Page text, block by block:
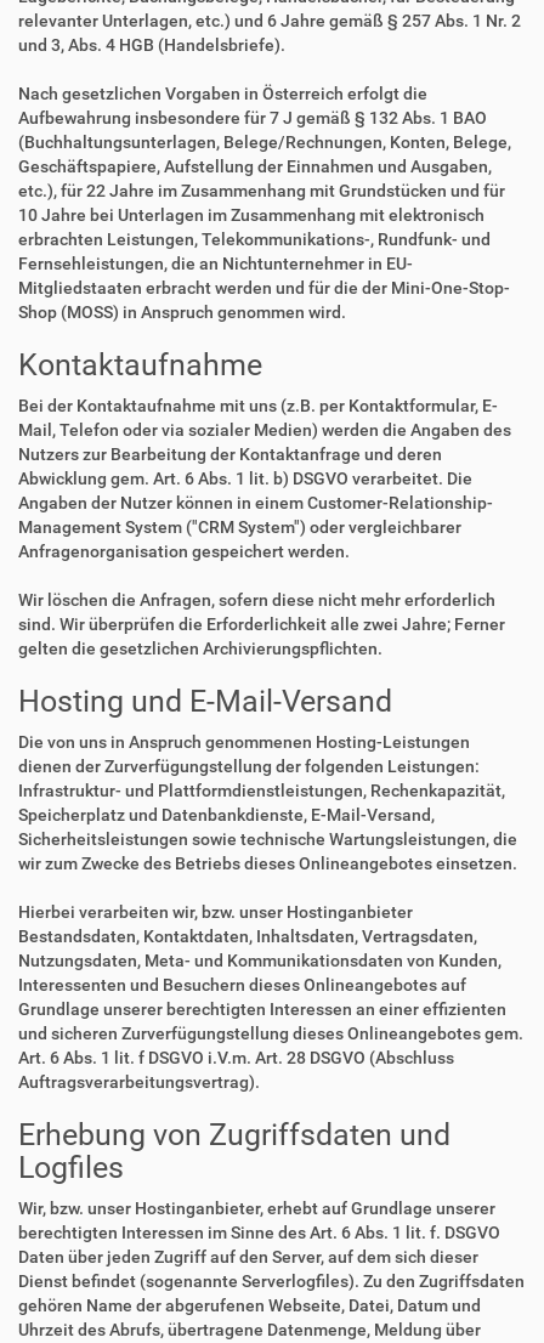
relevanter Unterlagen, etc.) und 6 Jahre gemäß § 257 Abs. 1 Nr. 2
und 3, Abs. 4 HGB (Handelsbriefe).
Nach gesetzlichen Vorgaben in Österreich erfolgt die
Aufbewahrung insbesondere für 7 J gemäß § 132 Abs. 1 BAO
(Buchhaltungsunterlagen, Belege/Rechnungen, Konten, Belege,
Geschäftspapiere, Aufstellung der Einnahmen und Ausgaben,
etc.), für 22 Jahre im Zusammenhang mit Grundstücken und für
10 Jahre bei Unterlagen im Zusammenhang mit elektronisch
erbrachten Leistungen, Telekommunikations-, Rundfunk- und
Fernsehleistungen, die an Nichtunternehmer in EU-
Mitgliedstaaten erbracht werden und für die der Mini-One-Stop-
Shop (MOSS) in Anspruch genommen wird.
Kontaktaufnahme
Bei der Kontaktaufnahme mit uns (z.B. per Kontaktformular, E-
Mail, Telefon oder via sozialer Medien) werden die Angaben des
Nutzers zur Bearbeitung der Kontaktanfrage und deren
Abwicklung gem. Art. 6 Abs. 1 lit. b) DSGVO verarbeitet. Die
Angaben der Nutzer können in einem Customer-Relationship-
Management System ("CRM System") oder vergleichbarer
Anfragenorganisation gespeichert werden.
Wir löschen die Anfragen, sofern diese nicht mehr erforderlich
sind. Wir überprüfen die Erforderlichkeit alle zwei Jahre; Ferner
gelten die gesetzlichen Archivierungspflichten.
Hosting und E-Mail-Versand
Die von uns in Anspruch genommenen Hosting-Leistungen
dienen der Zurverfügungstellung der folgenden Leistungen:
Infrastruktur- und Plattformdienstleistungen, Rechenkapazität,
Speicherplatz und Datenbankdienste, E-Mail-Versand,
Sicherheitsleistungen sowie technische Wartungsleistungen, die
wir zum Zwecke des Betriebs dieses Onlineangebotes einsetzen.
Hierbei verarbeiten wir, bzw. unser Hostinganbieter
Bestandsdaten, Kontaktdaten, Inhaltsdaten, Vertragsdaten,
Nutzungsdaten, Meta- und Kommunikationsdaten von Kunden,
Interessenten und Besuchern dieses Onlineangebotes auf
Grundlage unserer berechtigten Interessen an einer effizienten
und sicheren Zurverfügungstellung dieses Onlineangebotes gem.
Art. 6 Abs. 1 lit. f DSGVO i.V.m. Art. 28 DSGVO (Abschluss
Auftragsverarbeitungsvertrag).
Erhebung von Zugriffsdaten und
Logfiles
Wir, bzw. unser Hostinganbieter, erhebt auf Grundlage unserer
berechtigten Interessen im Sinne des Art. 6 Abs. 1 lit. f. DSGVO
Daten über jeden Zugriff auf den Server, auf dem sich dieser
Dienst befindet (sogenannte Serverlogfiles). Zu den Zugriffsdaten
gehören Name der abgerufenen Webseite, Datei, Datum und
Uhrzeit des Abrufs, übertragene Datenmenge, Meldung über